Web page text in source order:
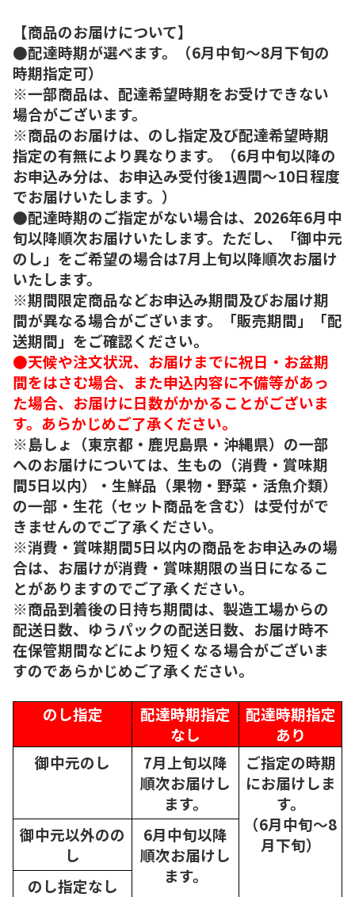
【商品のお届けについて】
●配達時期が選べます。（6月中旬～8月下旬の
時期指定可）
※一部商品は、配達希望時期をお受けできない
場合がございます。
※商品のお届けは、のし指定及び配達希望時期
指定の有無により異なります。（6月中旬以降の
お申込み分は、お申込み受付後1週間～10日程度
でお届けいたします。）
●配達時期のご指定がない場合は、2026年6月中
旬以降順次お届けいたします。ただし、「御中元
のし」をご希望の場合は7月上旬以降順次お届け
いたします。
※期間限定商品などお申込み期間及びお届け期
間が異なる場合がございます。「販売期間」「配
送期間」をご確認ください。
●天候や注文状況、お届けまでに祝日・お盆期
間をはさむ場合、また申込内容に不備等があっ
た場合、お届けに日数がかかることがございま
す。あらかじめご了承ください。
※島しょ（東京都・鹿児島県・沖縄県）の一部
へのお届けについては、生もの（消費・賞味期
間5日以内）・生鮮品（果物・野菜・活魚介類）
の一部・生花（セット商品を含む）は受付がで
きませんのでご了承ください。
※消費・賞味期間5日以内の商品をお申込みの場
合は、お届けが消費・賞味期限の当日になるこ
とがありますのでご了承ください。
※商品到着後の日持ち期間は、製造工場からの
配送日数、ゆうパックの配送日数、お届け時不
在保管期間などにより短くなる場合がございま
すのであらかじめご了承ください。
のし指定
配達時期指定
なし
配達時期指定
あり
御中元のし
7月上旬以降
順次お届けし
ます。
ご指定の時期
にお届けしま
す。
（6月中旬～8
月下旬）
御中元以外のの
し
6月中旬以降
順次お届けし
ます。
のし指定なし